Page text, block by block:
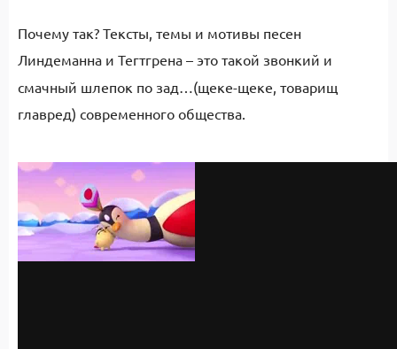
Почему так? Тексты, темы и мотивы песен
Линдеманна и Тегтгрена – это такой звонкий и
смачный шлепок по зад…(щеке-щеке, товарищ
главред) современного общества.